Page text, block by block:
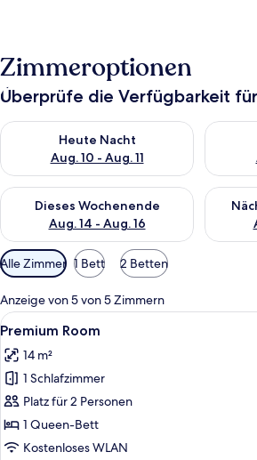
Zimmeroptionen
Überprüfe die Verfügbarkeit
Heute Nacht
Aug. 10 - Aug. 11
Überprüfe die Verfügbarkeit für heute
Dieses Wochenende
Aug. 14 - Aug. 16
Überprüfe die Verfügbarkeit für dieses
Verfügbare
Filter
für
Zimmer
Alle Zimmer 1 Bett 2 Betten
Anzeige von 5 von 5 Zimmern
Alle
Fotos
für
Premium
Room
anzeigen
Ein
6
Premium Room
14 m²
1 Schlafzimmer
Platz für 2 Personen
1 Queen-Bett
Kostenloses WLAN